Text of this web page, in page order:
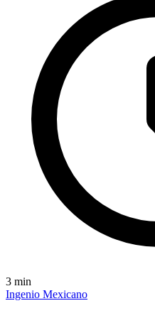
3 min
Ingenio Mexicano